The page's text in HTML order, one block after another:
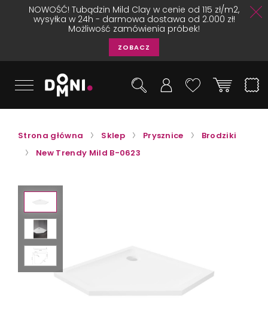
NOWOŚĆ! Tubądzin Mild Clay w cenie od 115 zł/m2,
wysyłka w 24h - darmowa dostawa od 2.000 zł!
Możliwość zamówienia próbek!
ZOBACZ
Strona główna Sklep Prysznice
Brodziki
New Trendy Mild B-0623